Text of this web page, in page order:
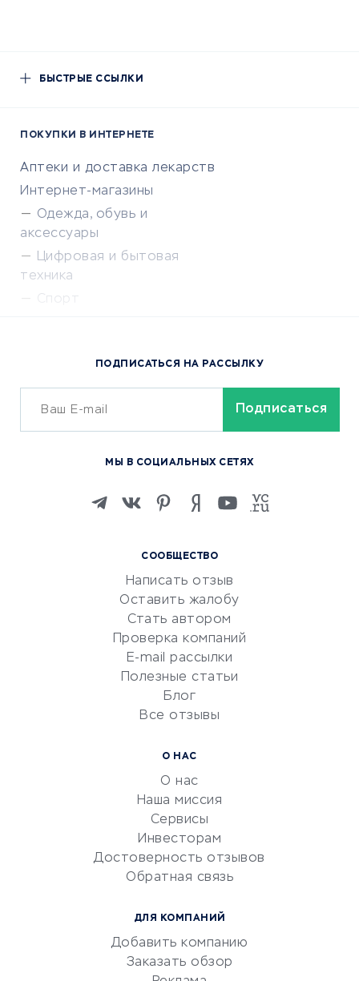
БЫСТРЫЕ ССЫЛКИ
ПОКУПКИ В ИНТЕРНЕТЕ
Аптеки и доставка лекарств
Интернет-магазины
Одежда, обувь и
аксессуары
Цифровая и бытовая
техника
Спорт
Сервисы доставки
ОБУЧЕНИЕ И РАБОТА
Изучение иностранных
Маркетинг и продажи
Репетиторство
Красота и здоровье
Сервисы по поиску работы
Сетевой маркетинг
УСЛУГИ ДЛЯ БИЗНЕСА
документооборот
Юридические компании
Бухгалтерия онлайн
СООБЩЕСТВО
Написать отзыв
Оставить жалобу
Стать автором
Проверка компаний
E-mail рассылки
Полезные статьи
Блог
Все отзывы
О НАС
О нас
Наша миссия
Сервисы
Инвесторам
Достоверность отзывов
Обратная связь
ДЛЯ КОМПАНИЙ
Добавить компанию
Заказать обзор
ПОДПИСАТЬСЯ НА РАССЫЛКУ
МЫ В СОЦИАЛЬНЫХ СЕТЯХ